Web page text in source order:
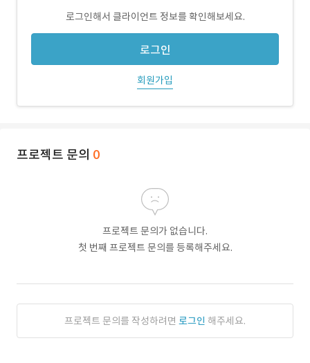
로그인해서 클라이언트 정보를 확인해보세요.
로그인
회원가입
프로젝트 문의 0
프로젝트 문의가 없습니다.
첫 번째 프로젝트 문의를 등록해주세요.
프로젝트 문의를 작성하려면 로그인 해주세요.